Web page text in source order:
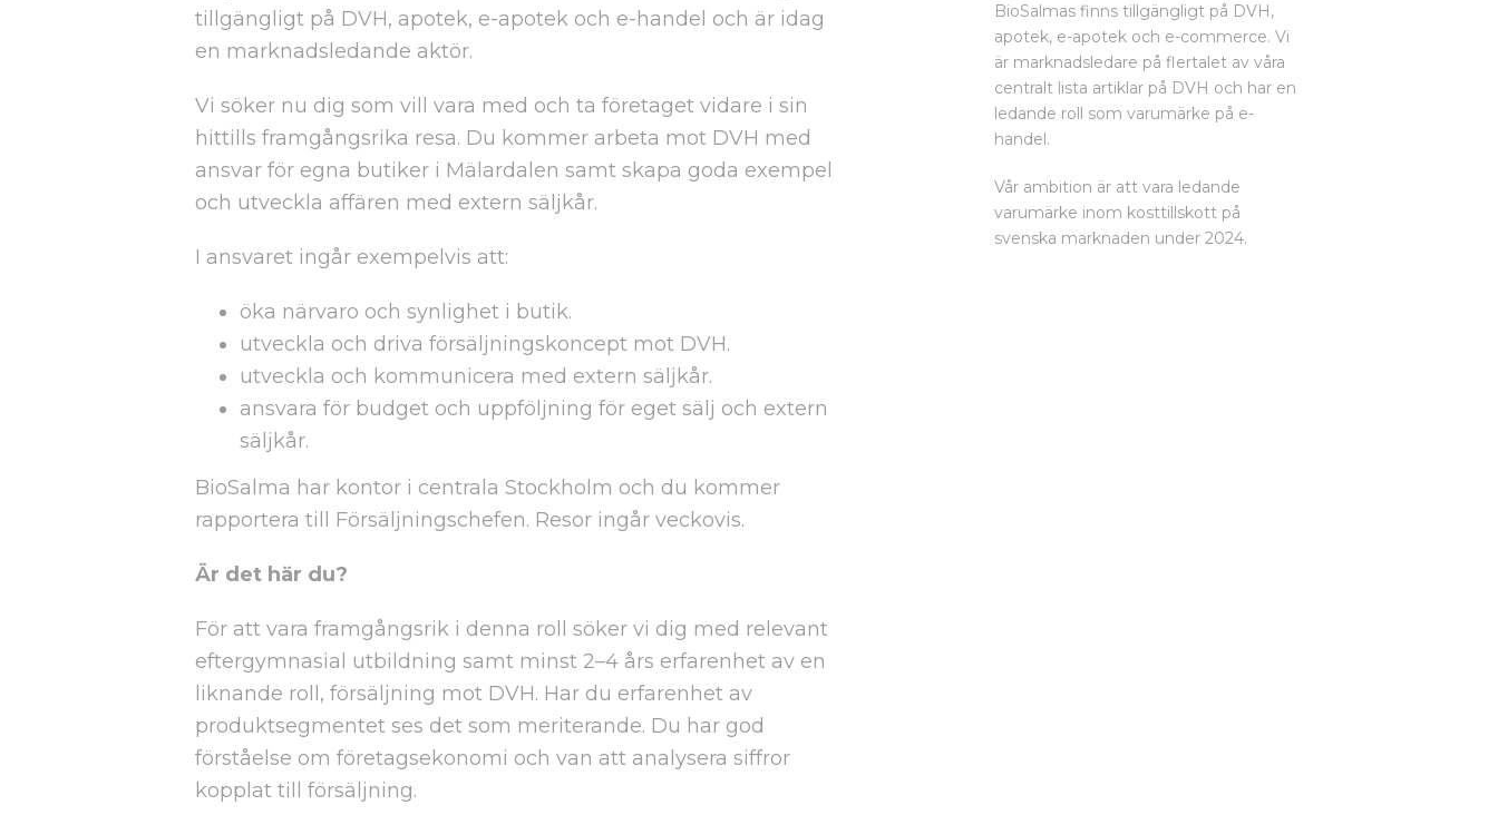
tillgängligt på DVH, apotek, e-apotek och e-handel och är idag
en marknadsledande aktör.
Vi söker nu dig som vill vara med och ta företaget vidare i sin
hittills framgångsrika resa. Du kommer arbeta mot DVH med
ansvar för egna butiker i Mälardalen samt skapa goda exempel
och utveckla affären med extern säljkår.
I ansvaret ingår exempelvis att:
öka närvaro och synlighet i butik.
utveckla och driva försäljningskoncept mot DVH.
utveckla och kommunicera med extern säljkår.
ansvara för budget och uppföljning för eget sälj och extern
säljkår.
BioSalma har kontor i centrala Stockholm och du kommer
rapportera till Försäljningschefen. Resor ingår veckovis.
Är det här du?
För att vara framgångsrik i denna roll söker vi dig med relevant
eftergymnasial utbildning samt minst 2–4 års erfarenhet av en
liknande roll, försäljning mot DVH. Har du erfarenhet av
produktsegmentet ses det som meriterande. Du har god
förståelse om företagsekonomi och van att analysera siffror
kopplat till försäljning.
BioSalmas finns tillgängligt på DVH,
apotek, e-apotek och e-commerce. Vi
är marknadsledare på flertalet av våra
centralt lista artiklar på DVH och har en
ledande roll som varumärke på e-
handel.
Vår ambition är att vara ledande
varumärke inom kosttillskott på
svenska marknaden under 2024.